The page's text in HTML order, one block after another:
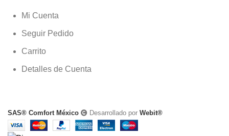
Mi Cuenta
Seguir Pedido
Carrito
Detalles de Cuenta
SAS® Comfort México Desarrollado por Webit®